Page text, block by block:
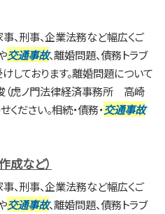
事、刑事、企業法務など幅広くご
交通事故、離婚問題、債務トラブ
しております。離婚問題について
（虎ノ門法律経済事務所 高崎
ださい。相続・債務・交通事故
成など）
事、刑事、企業法務など幅広くご
交通事故、離婚問題、債務トラブ